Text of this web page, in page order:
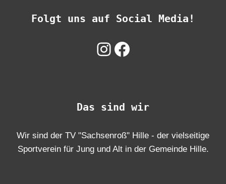
Folgt uns auf Social Media!
Instagram
Facebook
Das sind wir
Wir sind der TV "Sachsenroß" Hille - der vielseitige
Sportverein für Jung und Alt in der Gemeinde Hille.